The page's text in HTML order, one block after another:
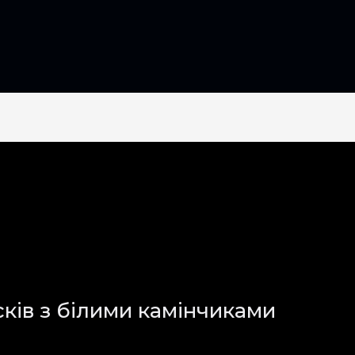
з білими камінчиками